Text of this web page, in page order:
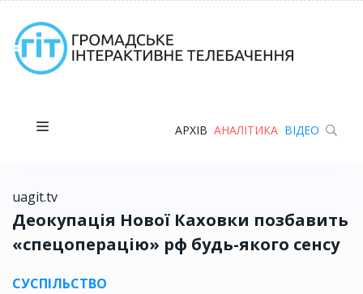
АРХІВ АНАЛІТИКА ВІДЕО
uagit.tv
Деокупація Нової Каховки позбавить
«спецоперацію» рф будь-якого сенсу
СУСПІЛЬСТВО